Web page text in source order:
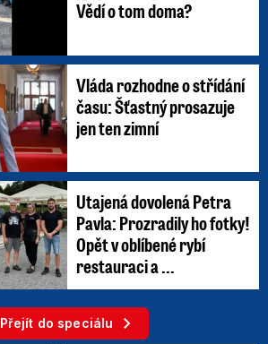
Vědí o tom doma?
Vláda rozhodne o střídání
času: Šťastný prosazuje
jen ten zimní
Utajená dovolená Petra
Pavla: Prozradily ho fotky!
Opět v oblíbené rybí
restauraci a ...
Přejít do speciálu